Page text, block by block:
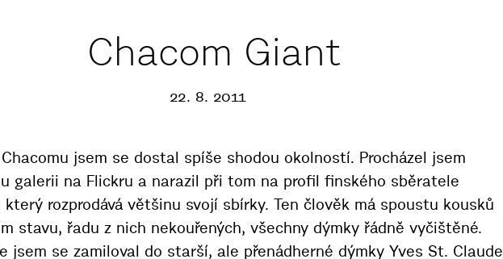
Chacom Giant
22. 8. 2011
jsem se dostal spíše shodou okolností. Procházel jsem
galerii na Flickru a narazil při tom na profil finského sběratele
který rozprodává většinu svojí sbírky. Ten člověk má spoustu kousků
stavu, řadu z nich nekouřených, všechny dýmky řádně vyčištěné.
jsem se zamiloval do starší, ale přenádherné dýmky Yves St. Claude